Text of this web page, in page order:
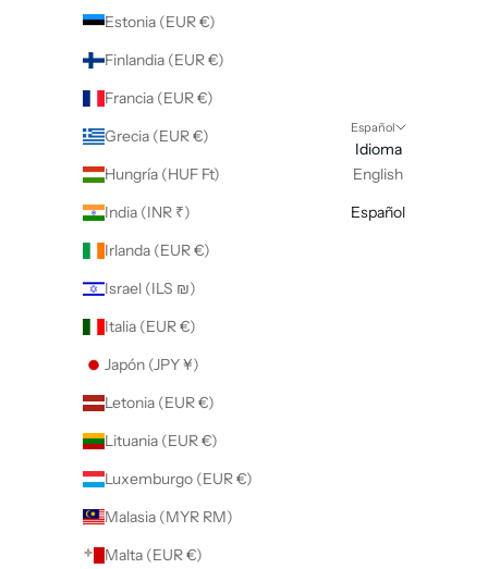
Estonia (EUR €)
Finlandia (EUR €)
Francia (EUR €)
Grecia (EUR €)
Hungría (HUF Ft)
India (INR ₹)
Irlanda (EUR €)
Israel (ILS ₪)
Italia (EUR €)
Japón (JPY ¥)
Letonia (EUR €)
Lituania (EUR €)
Luxemburgo (EUR €)
Malasia (MYR RM)
Malta (EUR €)
Español
Idioma
English
Español